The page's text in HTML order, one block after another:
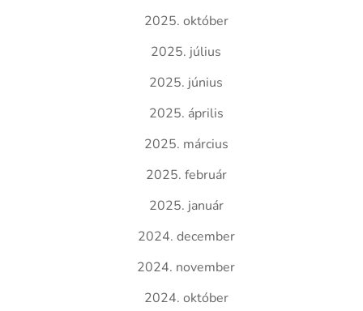
2025. október
2025. július
2025. június
2025. április
2025. március
2025. február
2025. január
2024. december
2024. november
2024. október